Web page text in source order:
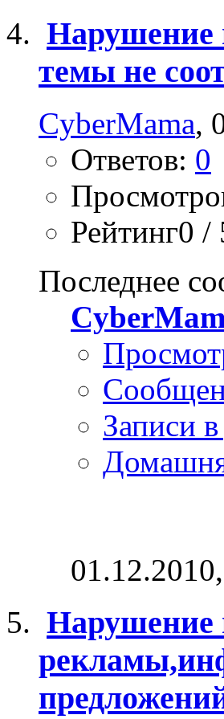
Нарушение
темы не
CyberMama,
Ответов: 0
Рейтинг0 /
Последнее
Записи
01.12.2010,
Нарушение